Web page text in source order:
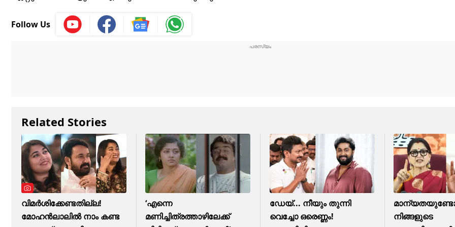
Follow Us
Related Stories
വിമർശിക്കേണ്ടതില്ല!
മോഹൻലാലിൽ നാം കണ്ട
‘എന്നെ
മണിച്ചിത്രത്താഴിലേക്ക്
ഡേയ്... നീയും തുന്നി
വെച്ചോ ഒരെണ്ണം!
നിങ്ങളുടെ